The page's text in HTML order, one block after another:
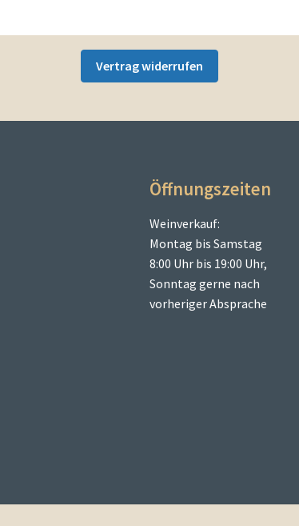
Vertrag widerrufen
Öffnungszeiten
Weinverkauf:
Montag bis Samstag
8:00 Uhr bis 19:00 Uhr,
Sonntag gerne nach
vorheriger Absprache